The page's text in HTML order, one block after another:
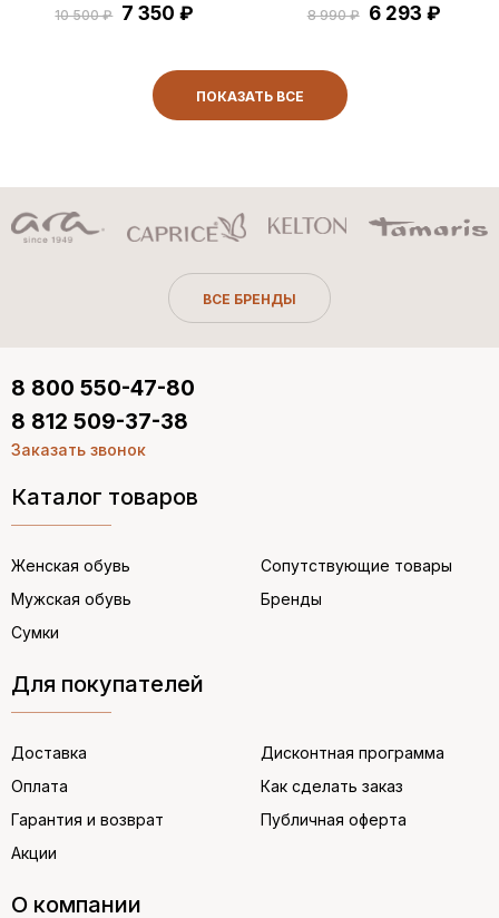
10 500 ₽ 7 350 ₽ 8 990 ₽ 6 293 ₽
ПОКАЗАТЬ ВСЕ
ВСЕ БРЕНДЫ
Каталог товаров
Женская обувь
Мужская обувь
Сумки
Сопутствующие товары
Бренды
Для покупателей
Доставка
Оплата
Гарантия и возврат
Акции
Дисконтная программа
Как сделать заказ
Публичная оферта
О компании
8 800 550-47-80
8 812 509-37-38
Заказать звонок